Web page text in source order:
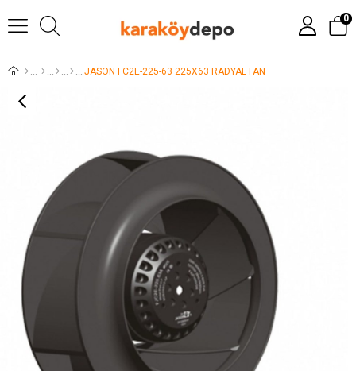
0
JASON FC2E-225-63 225X63 RADYAL FAN